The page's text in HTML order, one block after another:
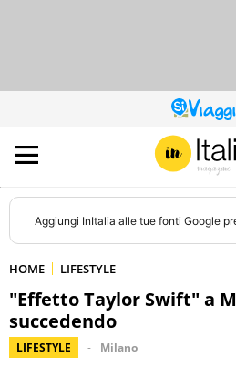
SITO
DI
Aggiungi InItalia alle tue fonti Google
HOME LIFESTYLE
"Effetto Taylor Swift" a
succedendo
LIFESTYLE Milano